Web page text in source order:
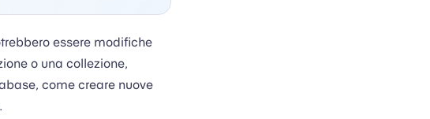
essere modifiche
o una collezione,
come creare nuove